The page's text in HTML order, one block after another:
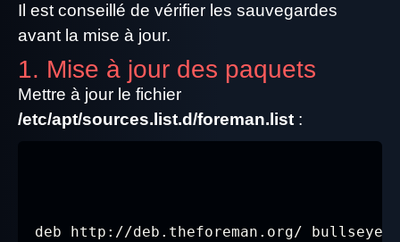
Il est conseillé de vérifier les sauvegardes
avant la mise à jour.
1. Mise à jour des paquets
Mettre à jour le fichier
/etc/apt/sources.list.d/foreman.list :
deb http://deb.theforeman.org/ bullseye